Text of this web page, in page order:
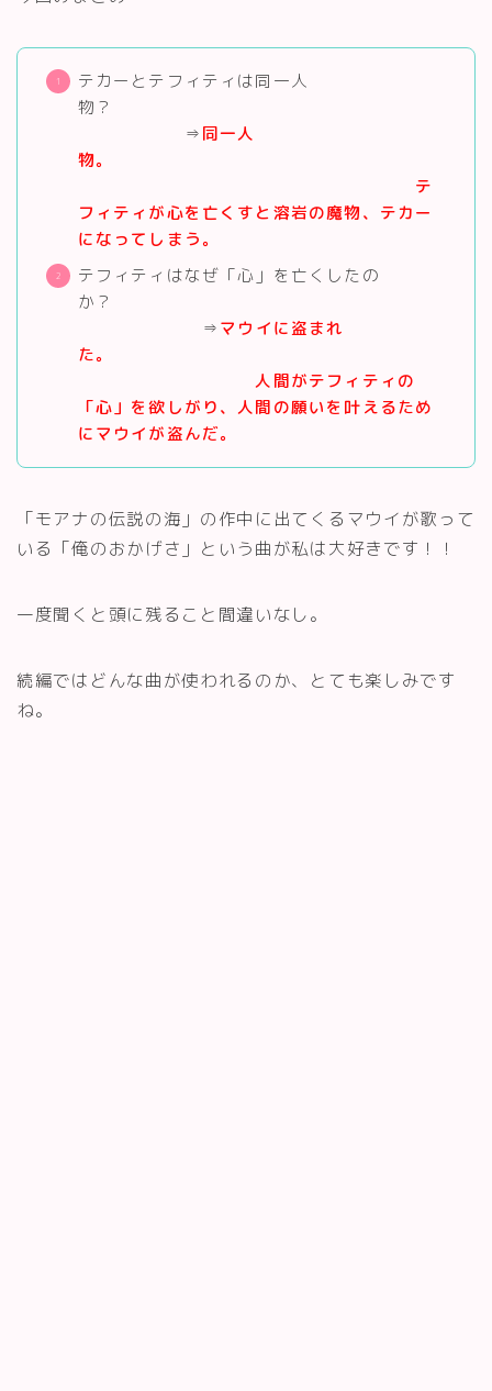
テカーとテフィティは同一人
物？
⇒同一人
物。
テ
フィティが心を亡くすと溶岩の魔物、テカー
になってしまう。
テフィティはなぜ「心」を亡くしたの
か？
⇒マウイに盗まれ
た。
人間がテフィティの
「心」を欲しがり、人間の願いを叶えるため
にマウイが盗んだ。
「モアナの伝説の海」の作中に出てくるマウイが歌って
いる「俺のおかげさ」という曲が私は大好きです！！
一度聞くと頭に残ること間違いなし。
続編ではどんな曲が使われるのか、とても楽しみです
ね。